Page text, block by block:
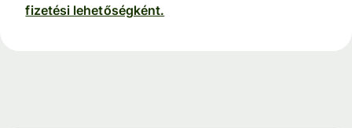
fizetési lehetőségként.